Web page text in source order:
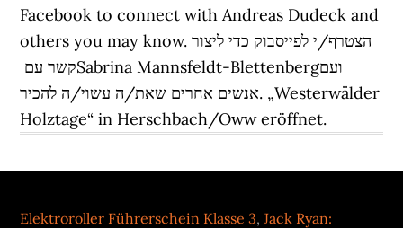
Facebook to connect with Andreas Dudeck and
others you may know. הצטרף/י לפייסבוק כדי ליצור
קשר עם ‏‎Sabrina Mannsfeldt-Blettenberg‎‏ ועם
אנשים אחרים שאת/ה עשוי/ה להכיר. „Westerwälder
Holztage“ in Herschbach/Oww eröffnet.
Elektroroller Führerschein Klasse 3,Jack Ryan: